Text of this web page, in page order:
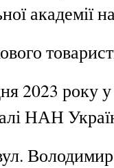
академії
2023
НАН